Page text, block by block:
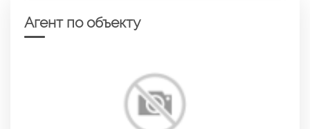
Агент по объекту